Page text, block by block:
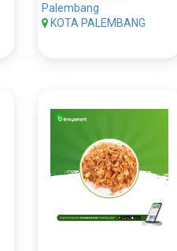
Palembang
KOTA PALEMBANG